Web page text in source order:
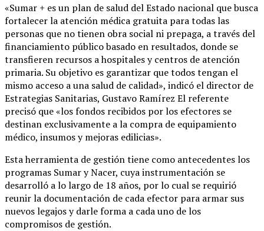
«Sumar + es un plan de salud del Estado nacional que busca
fortalecer la atención médica gratuita para todas las
personas que no tienen obra social ni prepaga, a través del
financiamiento público basado en resultados, donde se
transfieren recursos a hospitales y centros de atención
primaria. Su objetivo es garantizar que todos tengan el
mismo acceso a una salud de calidad», indicó el director de
Estrategias Sanitarias, Gustavo Ramírez El referente
precisó que «los fondos recibidos por los efectores se
destinan exclusivamente a la compra de equipamiento
médico, insumos y mejoras edilicias».
Esta herramienta de gestión tiene como antecedentes los
programas Sumar y Nacer, cuya instrumentación se
desarrolló a lo largo de 18 años, por lo cual se requirió
reunir la documentación de cada efector para armar sus
nuevos legajos y darle forma a cada uno de los
compromisos de gestión.